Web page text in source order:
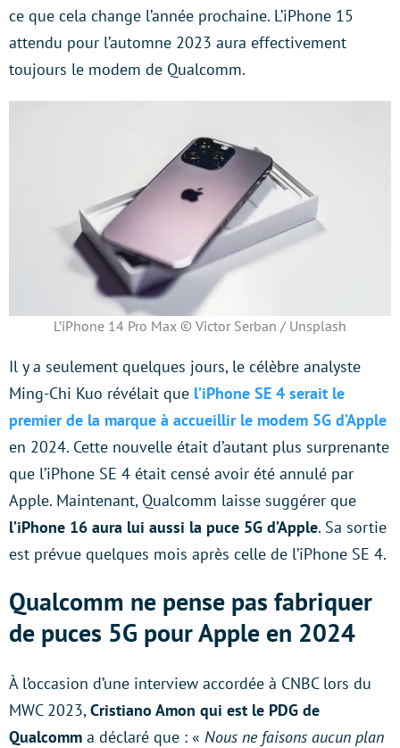
ce que cela change l’année prochaine. L’iPhone 15
attendu pour l’automne 2023 aura effectivement
toujours le modem de Qualcomm.
L’iPhone 14 Pro Max © Victor Serban / Unsplash
Il y a seulement quelques jours, le célèbre analyste
Ming-Chi Kuo révélait que l’iPhone SE 4 serait le
premier de la marque à accueillir le modem 5G d’Apple
en 2024. Cette nouvelle était d’autant plus surprenante
que l’iPhone SE 4 était censé avoir été annulé par
Apple. Maintenant, Qualcomm laisse suggérer que
l’iPhone 16 aura lui aussi la puce 5G d’Apple. Sa sortie
est prévue quelques mois après celle de l’iPhone SE 4.
Qualcomm ne pense pas fabriquer
de puces 5G pour Apple en 2024
À l’occasion d’une interview accordée à CNBC lors du
MWC 2023,Cristiano Amon qui est le PDG de
Qualcomm a déclaré que : « Nous ne faisons aucun plan